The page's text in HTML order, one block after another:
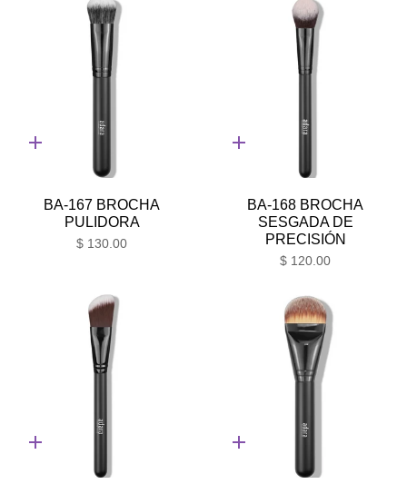
Adición
BA-167 BROCHA
PULIDORA
$ 130.00
Adición
BA-168 BROCHA
SESGADA DE
PRECISIÓN
$ 120.00
Adición
Adición